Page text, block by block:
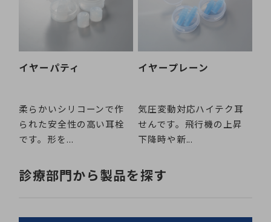
イヤーパティ
柔らかいシリコーンで作
られた安全性の高い耳栓
です。形を...
イヤープレーン
気圧変動対応ハイテク耳
せんです。飛行機の上昇
下降時や新...
診療部門から製品を探す